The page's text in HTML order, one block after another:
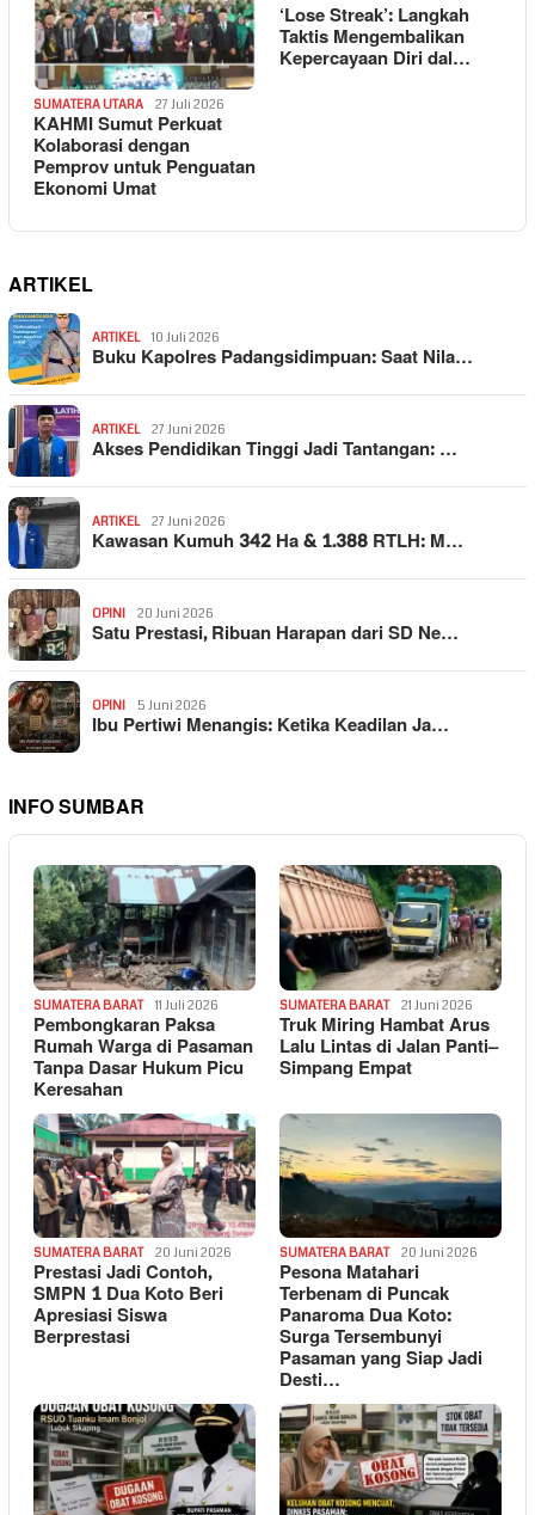
SUMATERA UTARA 27 Juli 2026
KAHMI Sumut Perkuat
Kolaborasi dengan
Pemprov untuk Penguatan
Ekonomi Umat
‘Lose Streak’: Langkah
Taktis Mengembalikan
Kepercayaan Diri dal…
ARTIKEL
ARTIKEL 10 Juli 2026
Buku Kapolres Padangsidimpuan: Saat Nila…
ARTIKEL 27 Juni 2026
Akses Pendidikan Tinggi Jadi Tantangan: …
ARTIKEL 27 Juni 2026
Kawasan Kumuh 342 Ha & 1.388 RTLH: M…
OPINI 20 Juni 2026
Satu Prestasi, Ribuan Harapan dari SD Ne…
OPINI 5 Juni 2026
Ibu Pertiwi Menangis: Ketika Keadilan Ja…
INFO SUMBAR
SUMATERA BARAT 11 Juli 2026
Pembongkaran Paksa
Rumah Warga di Pasaman
Tanpa Dasar Hukum Picu
Keresahan
SUMATERA BARAT 21 Juni 2026
Truk Miring Hambat Arus
Lalu Lintas di Jalan Panti–
Simpang Empat
SUMATERA BARAT 20 Juni 2026
Prestasi Jadi Contoh,
SMPN 1 Dua Koto Beri
Apresiasi Siswa
Berprestasi
SUMATERA BARAT 20 Juni 2026
Pesona Matahari
Terbenam di Puncak
Panaroma Dua Koto:
Surga Tersembunyi
Pasaman yang Siap Jadi
Desti…